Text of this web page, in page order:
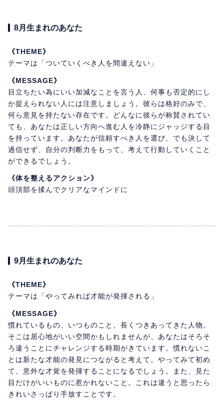
8月生まれのあなた
《THEME》
テーマは「ついていくべき人を間違えない」
《MESSAGE》
目立ちたい為にいい加減なことを言う人、何事も否定的にし
か捉えられない人には注意しましょう。彼らは格好のみで、
何ら意見を持たない存在です。どんなに彼らが称賛されてい
ても、あなたは正しい方向へ進む人を冷静にジャッジする目
を持っています。あなたが信頼すべき人を選び、でも決して
過信せず、自分の判断力をもって、考えて行動していくこと
ができるでしょう。
《体を整えるアクション》
頭頂部を揉んでクリアなマインドに
9月生まれのあなた
《THEME》
テーマは「やってみれば才能が発揮される」
《MESSAGE》
慣れているもの、いつものこと、長くつきあってきた人物。
そこは居心地がいい空間かもしれませんが、あなたはそろそ
ろ違うことにチャレンジする時期がきています。慣れないこ
とは新たな才能の発見につながると考えて。やってみて初め
て、意外な才覚を発揮することになるでしょう。また、見た
目だけがいいものに惹かれないこと。これは違うと思ったら
きれいさっぱり手放すことです。